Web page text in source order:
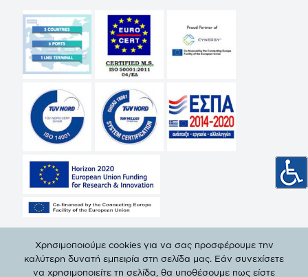
Χρησιμοποιούμε cookies για να σας προσφέρουμε την
καλύτερη δυνατή εμπειρία στη σελίδα μας. Εάν συνεχίσετε
να χρησιμοποιείτε τη σελίδα, θα υποθέσουμε πως είστε